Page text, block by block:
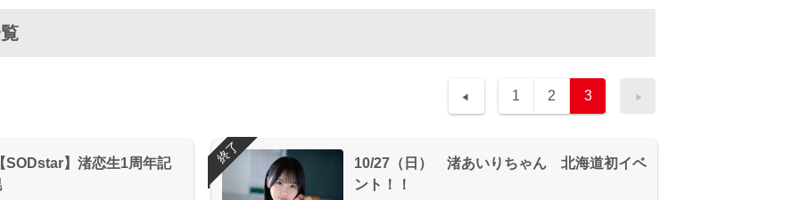
1 2 3
SODstar】渚恋生1周年記
10/27（日） 渚あいりちゃん 北海道初イベ
ント！！
終了